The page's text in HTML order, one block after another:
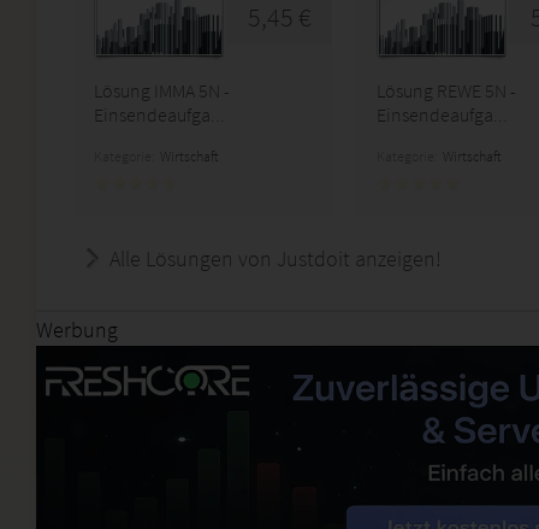
5,45 €
Lösung IMMA 5N -
Einsendeaufga...
Wirtschaft
Lösung REWE 5N -
Einsendeaufga...
Wirtschaft
Alle Lösungen von Justdoit anzeigen!
Werbung